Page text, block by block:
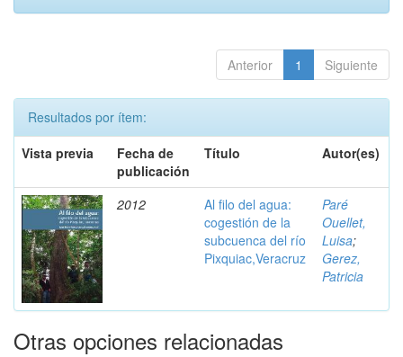
Anterior 1 Siguiente
Resultados por ítem:
Vista previa
Fecha de
publicación
Título Autor(es)
2012
Al filo del agua:
cogestión de la
subcuenca del río
Pixquiac,Veracruz
Paré
Ouellet,
Luisa;
Gerez,
Patricia
Otras opciones relacionadas